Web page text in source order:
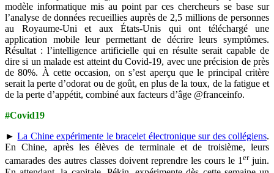
modèle informatique mis au point par ces chercheurs se base sur
l’analyse de données recueillies auprès de 2,5 millions de personnes
au Royaume-Uni et aux États-Unis qui ont téléchargé une
application mobile leur permettant de décrire leurs symptômes.
Résultat : l’intelligence artificielle qui en résulte serait capable de
dire si un malade est atteint du Covid-19, avec une précision de près
de 80%. À cette occasion, on s’est aperçu que le principal critère
serait la perte d’odorat ou de goût, en plus de la toux, de la fatigue et
de la perte d’appétit, combiné aux facteurs d’âge @franceinfo.
#Covid19
►La Chine expérimente le bracelet électronique sur des collégiens.
En Chine, après les élèves de terminale et de troisième, leurs
camarades des autres classes doivent reprendre les cours le 1erjuin.